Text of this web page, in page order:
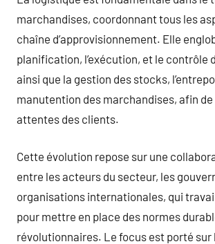
marchandises, coordonnant tous les
chaîne d’approvisionnement. Elle
planification, l’exécution, et le contrôle
ainsi que la gestion des stocks,
manutention des marchandises, afin
attentes des clients.
Cette évolution repose sur une
entre les acteurs du secteur, les
organisations internationales, qui
pour mettre en place des normes
révolutionnaires. Le focus est porté sur